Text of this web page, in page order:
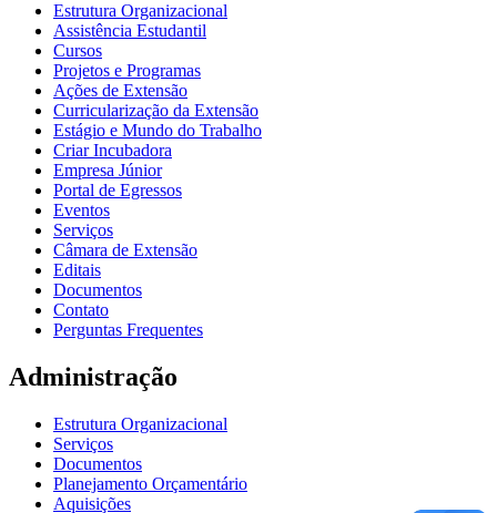
Estrutura Organizacional
Assistência Estudantil
Cursos
Projetos e Programas
Ações de Extensão
Curricularização da Extensão
Estágio e Mundo do Trabalho
Criar Incubadora
Empresa Júnior
Portal de Egressos
Eventos
Serviços
Câmara de Extensão
Editais
Documentos
Contato
Perguntas Frequentes
Administração
Estrutura Organizacional
Serviços
Documentos
Planejamento Orçamentário
Aquisições